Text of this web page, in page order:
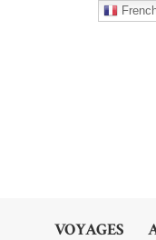
VOYAGES